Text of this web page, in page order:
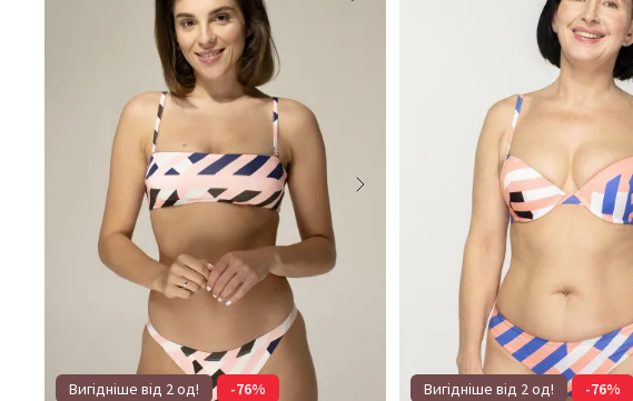
Вигідніше від 2 од! -76% Вигідніше від 2 од! -76%